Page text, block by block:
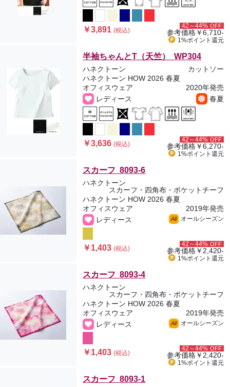
￥3,891(税込)
42～44% OFF
参考価格￥6,710-
1%ポイント 還元
半袖ちゃんとT（天竺） WP304
ハネクトーン
カットソー
ハネクトーン HOW 2026 春夏
オフィスウェア
2020年発売
レディース
春夏
￥3,636(税込)
42～44% OFF
参考価格￥6,270-
1%ポイント 還元
スカーフ 8093-6
ハネクトーン
スカーフ・四角布・ポケットチーフ
ハネクトーン HOW 2026 春夏
オフィスウェア
2019年発売
レディース
All オールシーズン
￥1,403(税込)
42～44% OFF
参考価格￥2,420-
1%ポイント 還元
スカーフ 8093-4
ハネクトーン
スカーフ・四角布・ポケットチーフ
ハネクトーン HOW 2026 春夏
オフィスウェア
2019年発売
レディース
All オールシーズン
￥1,403(税込)
42～44% OFF
参考価格￥2,420-
1%ポイント 還元
スカーフ 8093-1